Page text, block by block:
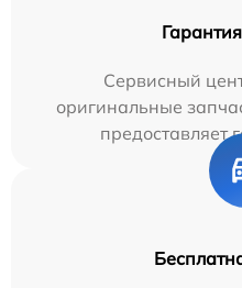
Сервисный
оригинальные
предоставляет